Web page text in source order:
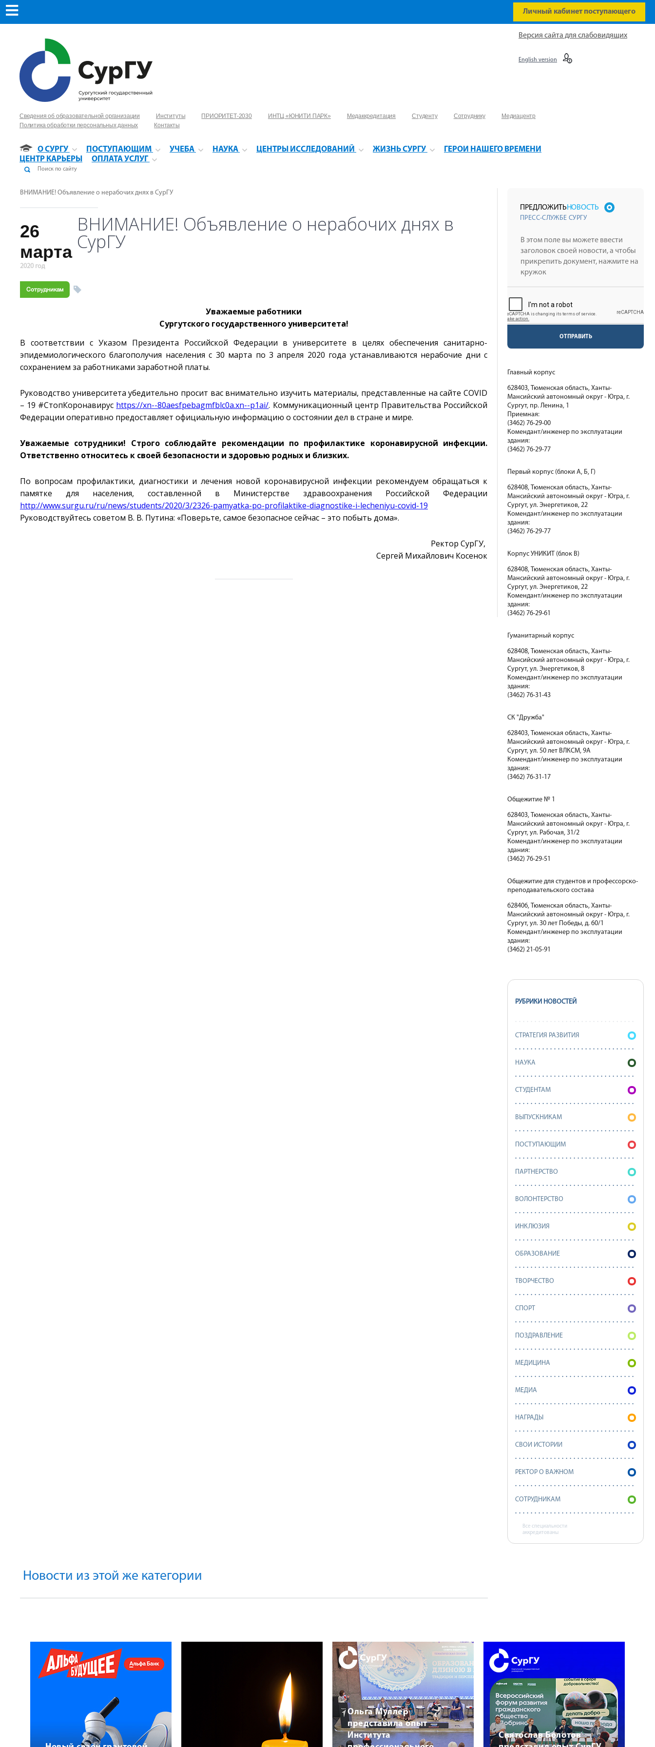
Личный кабинет поступающего
Сведения об образовательной организации Институты ПРИОРИТЕТ-2030 ИНТЦ «ЮНИТИ ПАРК» Медаккредитация Студенту Сотруднику
Медиацентр
Политика обработки персональных данных
Контакты
О СУРГУ ПОСТУПАЮЩИМ УЧЕБА НАУКА ЦЕНТРЫ ИССЛЕДОВАНИЙ ЖИЗНЬ СУРГУ
ГЕРОИ НАШЕГО ВРЕМЕНИ
ЦЕНТР КАРЬЕРЫ
ОПЛАТА УСЛУГ
Версия сайта для слабовидящих
English version
ВНИМАНИЕ! Объявление о нерабочих днях в СурГУ
26
марта
2020 год
ВНИМАНИЕ! Объявление о нерабочих днях в
СурГУ
Сотрудникам
Уважаемые работники
Сургутского государственного университета!
В соответствии с Указом Президента Российской Федерации в университете в целях обеспечения санитарно-
эпидемиологического благополучия населения с 30 марта по 3 апреля 2020 года устанавливаются нерабочие дни с
сохранением за работниками заработной платы.
Руководство университета убедительно просит вас внимательно изучить материалы, представленные на сайте COVID
– 19 #СтопКоронавирус https://xn--80aesfpebagmfblc0a.xn--p1ai/. Коммуникационный центр Правительства Российской
Федерации оперативно предоставляет официальную информацию о состоянии дел в стране и мире.
Уважаемые сотрудники! Строго соблюдайте рекомендации по профилактике коронавирусной инфекции.
Ответственно относитесь к своей безопасности и здоровью родных и близких.
По вопросам профилактики, диагностики и лечения новой коронавирусной инфекции рекомендуем обращаться к
памятке для населения, составленной в Министерстве здравоохранения Российской Федерации
http://www.surgu.ru/ru/news/students/2020/3/2326-pamyatka-po-profilaktike-diagnostike-i-lecheniyu-covid-19
Руководствуйтесь советом В. В. Путина: «Поверьте, самое безопасное сейчас – это побыть дома».
Ректор СурГУ,
Сергей Михайлович Косенок
ПРЕДЛОЖИТЬНОВОСТЬ
ПРЕСС-СЛУЖБЕ СУРГУ
ОТПРАВИТЬ
Главный корпус
628403, Тюменская область, Ханты-
Мансийский автономный округ - Югра, г.
Сургут, пр. Ленина, 1
Приемная:
(3462) 76-29-00
Комендант/инженер по эксплуатации
здания:
(3462) 76-29-77
Первый корпус (блоки А, Б, Г)
628408, Тюменская область, Ханты-
Мансийский автономный округ - Югра, г.
Сургут, ул. Энергетиков, 22
Комендант/инженер по эксплуатации
здания:
(3462) 76-29-77
Корпус УНИКИТ (блок В)
628408, Тюменская область, Ханты-
Мансийский автономный округ - Югра, г.
Сургут, ул. Энергетиков, 22
Комендант/инженер по эксплуатации
здания:
(3462) 76-29-61
Гуманитарный корпус
628408, Тюменская область, Ханты-
Мансийский автономный округ - Югра, г.
Сургут, ул. Энергетиков, 8
Комендант/инженер по эксплуатации
здания:
(3462) 76-31-43
СК "Дружба"
628403, Тюменская область, Ханты-
Мансийский автономный округ - Югра, г.
Сургут, ул. 50 лет ВЛКСМ, 9А
Комендант/инженер по эксплуатации
здания:
(3462) 76-31-17
Общежитие № 1
628403, Тюменская область, Ханты-
Мансийский автономный округ - Югра, г.
Сургут, ул. Рабочая, 31/2
Комендант/инженер по эксплуатации
здания:
(3462) 76-29-51
Общежитие для студентов и профессорско-
преподавательского состава
628406, Тюменская область, Ханты-
Мансийский автономный округ - Югра, г.
Сургут, ул. 30 лет Победы, д. 60/1
Комендант/инженер по эксплуатации
здания:
(3462) 21-05-91
РУБРИКИ НОВОСТЕЙ
СТРАТЕГИЯ РАЗВИТИЯ
НАУКА
СТУДЕНТАМ
ВЫПУСКНИКАМ
ПОСТУПАЮЩИМ
ПАРТНЕРСТВО
ВОЛОНТЕРСТВО
ИНКЛЮЗИЯ
ОБРАЗОВАНИЕ
ТВОРЧЕСТВО
СПОРТ
ПОЗДРАВЛЕНИЕ
МЕДИЦИНА
МЕДИА
НАГРАДЫ
СВОИ ИСТОРИИ
РЕКТОР О ВАЖНОМ
СОТРУДНИКАМ
Все специальности
аккредитованы
Новости из этой же категории
Ольга Муллер
представила опыт
Института
Святослав Болотов